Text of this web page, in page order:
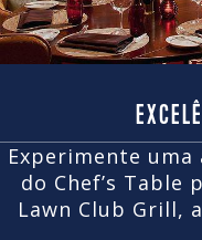
Experimente
do Chef’s Table
Lawn Club Grill,